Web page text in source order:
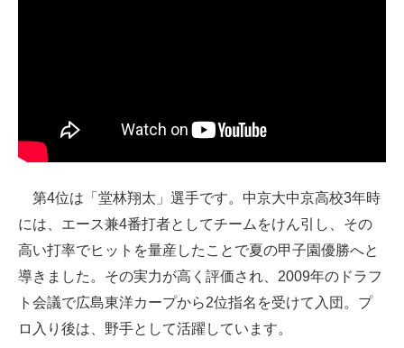
第4位は「堂林翔太」選手です。中京大中京高校3年時
には、エース兼4番打者としてチームをけん引し、その
高い打率でヒットを量産したことで夏の甲子園優勝へと
導きました。その実力が高く評価され、2009年のドラフ
ト会議で広島東洋カープから2位指名を受けて入団。プ
ロ入り後は、野手として活躍しています。